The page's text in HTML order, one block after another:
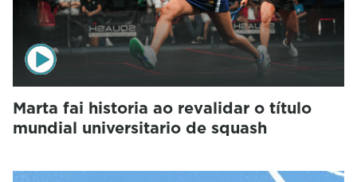
Marta fai historia ao revalidar o título
mundial universitario de squash